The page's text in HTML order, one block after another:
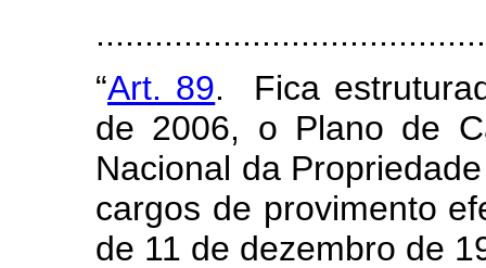
“Art. 89. Fica
de 2006, o Plano de
Nacional da
cargos de provimento
de 11 de dezembro de